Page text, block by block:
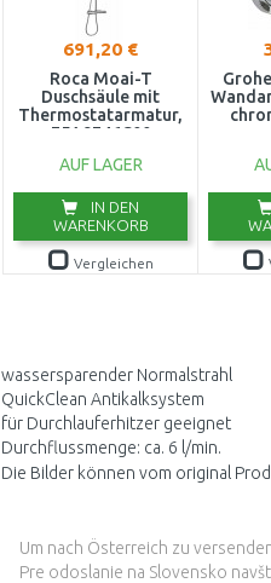
691,20 €
Roca Moai-T
Duschsäule mit
Thermostatarmatur,
75A9746C00
AUF LAGER
IN DEN
WARENKORB
Vergleichen
wassersparender Normalstrahl
QuickClean Antikalksystem
für Durchlauferhitzer geeignet
Durchflussmenge: ca. 6 l/min.
Die Bilder können vom original
Um nach Österreich zu
Pre odoslanie na Slovensko